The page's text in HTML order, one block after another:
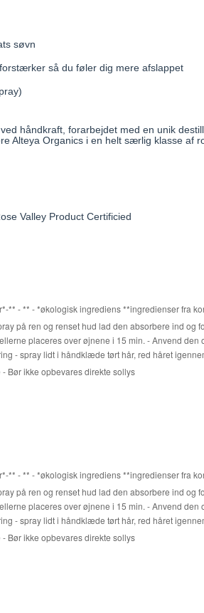
søvn
så du føler dig mere afslappet
håndkraft, forarbejdet med en unik
Alteya Organics i en helt særlig klasse
Valley Product Certificied
** - ** - *økologisk ingrediens **ingredienser fra
på ren og renset hud lad den absorbere ind
placeres over øjnene i 15 min. - Anvend
- spray lidt i håndklæde tørt hår, red håret
Bør ikke opbevares direkte sollys
** - ** - *økologisk ingrediens **ingredienser fra
på ren og renset hud lad den absorbere ind
placeres over øjnene i 15 min. - Anvend
- spray lidt i håndklæde tørt hår, red håret
Bør ikke opbevares direkte sollys